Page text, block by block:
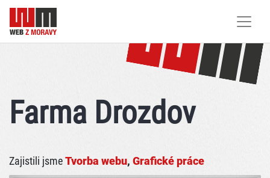
Farma Drozdov
Zajistili jsmeTvorba webu, Grafické práce